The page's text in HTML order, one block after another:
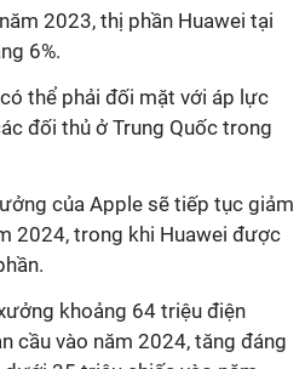
2023, thị phần Huawei tại
6%.
thể phải đối mặt với áp lực
đối thủ ở Trung Quốc trong
của Apple sẽ tiếp tục giảm
2024, trong khi Huawei được
khoảng 64 triệu điện
cầu vào năm 2024, tăng đáng